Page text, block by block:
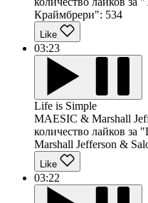
Краймбрери": 534
Like
03:23
Life is Simple
MAESIC & Marshall
количество лайков
Marshall Jefferson &
Like
03:22